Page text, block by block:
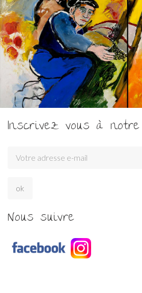
Inscrivez vous à
Nous suivre